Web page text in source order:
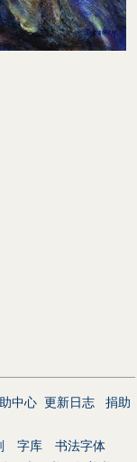
中心 更新日志
捐助
字库
书法字体